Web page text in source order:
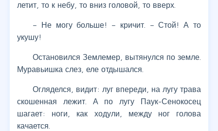
летит, то к небу, то вниз головой, то вверх.
– Не могу больше! – кричит. – Стой! А то
укушу!
Остановился Землемер, вытянулся по земле.
Муравьишка слез, еле отдышался.
Огляделся, видит: луг впереди, на лугу трава
скошенная лежит. А по лугу Паук-Сенокосец
шагает: ноги, как ходули, между ног голова
качается.